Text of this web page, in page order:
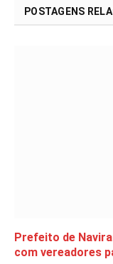
POSTAGENS
Prefeito de
com vereadores